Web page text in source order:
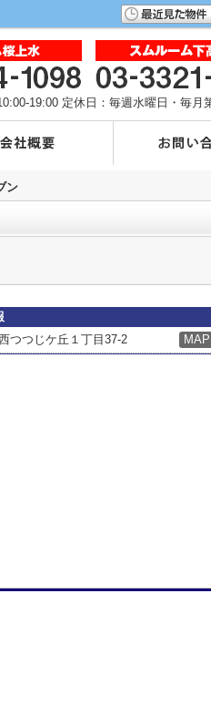
19:00 定休日：毎週水曜日・毎月
ン
つつじケ丘１丁目37-2 MAP